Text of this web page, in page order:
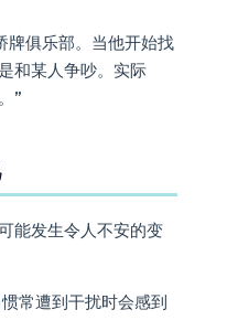
牌俱乐部。当他开始找
和某人争吵。实际
”
能发生令人不安的变
常遭到干扰时会感到